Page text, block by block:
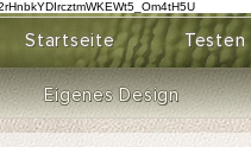
Startseite Testen
Eigenes Design